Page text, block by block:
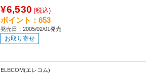
¥6,530 (税込)
ポイント：653
発売日：2005/02/01発売
お取り寄せ
ELECOM(エレコム)